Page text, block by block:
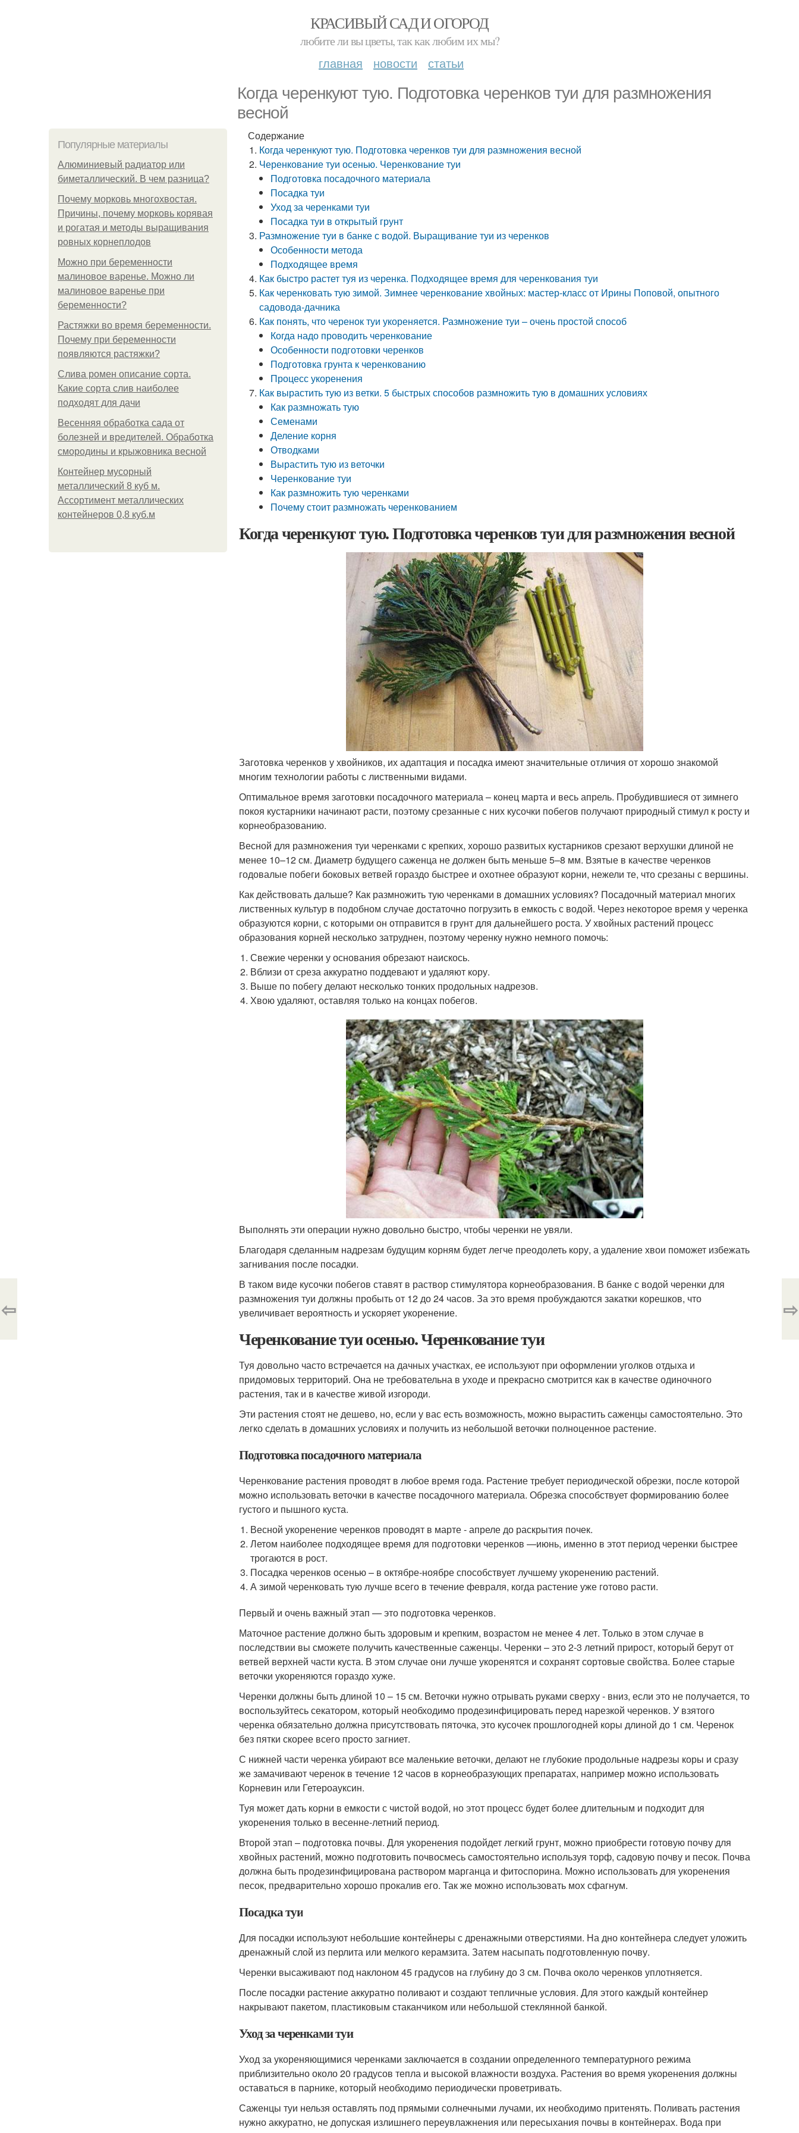
КРАСИВЫЙ САД И ОГОРОД
любите ли вы цветы, так как любим их мы?
главная новости статьи
Когда черенкуют тую. Подготовка черенков туи для размножения
весной
Популярные материалы
Алюминиевый радиатор или
биметаллический. В чем разница?
Почему морковь многохвостая.
Причины, почему морковь корявая
и рогатая и методы выращивания
ровных корнеплодов
Можно при беременности
малиновое варенье. Можно ли
малиновое варенье при
беременности?
Растяжки во время беременности.
Почему при беременности
появляются растяжки?
Слива ромен описание сорта.
Какие сорта слив наиболее
подходят для дачи
Весенняя обработка сада от
болезней и вредителей. Обработка
смородины и крыжовника весной
Контейнер мусорный
металлический 8 куб м.
Ассортимент металлических
контейнеров 0,8 куб.м
Содержание
Когда черенкуют тую. Подготовка черенков туи для размножения весной
Черенкование туи осенью. Черенкование туи
Подготовка посадочного материала
Посадка туи
Уход за черенками туи
Посадка туи в открытый грунт
Размножение туи в банке с водой. Выращивание туи из черенков
Особенности метода
Подходящее время
Как быстро растет туя из черенка. Подходящее время для черенкования туи
Как черенковать тую зимой. Зимнее черенкование хвойных: мастер-класс от Ирины Поповой, опытного
садовода-дачника
Как понять, что черенок туи укореняется. Размножение туи – очень простой способ
Когда надо проводить черенкование
Особенности подготовки черенков
Подготовка грунта к черенкованию
Процесс укоренения
Как вырастить тую из ветки. 5 быстрых способов размножить тую в домашних условиях
Как размножать тую
Семенами
Деление корня
Отводками
Вырастить тую из веточки
Черенкование туи
Как размножить тую черенками
Почему стоит размножать черенкованием
Когда черенкуют тую. Подготовка черенков туи для размножения весной
Заготовка черенков у хвойников, их адаптация и посадка имеют значительные отличия от хорошо знакомой
многим технологии работы с лиственными видами.
Оптимальное время заготовки посадочного материала – конец марта и весь апрель. Пробудившиеся от зимнего
покоя кустарники начинают расти, поэтому срезанные с них кусочки побегов получают природный стимул к росту и
корнеобразованию.
Весной для размножения туи черенками с крепких, хорошо развитых кустарников срезают верхушки длиной не
менее 10–12 см. Диаметр будущего саженца не должен быть меньше 5–8 мм. Взятые в качестве черенков
годовалые побеги боковых ветвей гораздо быстрее и охотнее образуют корни, нежели те, что срезаны с вершины.
Как действовать дальше? Как размножить тую черенками в домашних условиях? Посадочный материал многих
лиственных культур в подобном случае достаточно погрузить в емкость с водой. Через некоторое время у черенка
образуются корни, с которыми он отправится в грунт для дальнейшего роста. У хвойных растений процесс
образования корней несколько затруднен, поэтому черенку нужно немного помочь:
Свежие черенки у основания обрезают наискось.
Вблизи от среза аккуратно поддевают и удаляют кору.
Выше по побегу делают несколько тонких продольных надрезов.
Хвою удаляют, оставляя только на концах побегов.
Выполнять эти операции нужно довольно быстро, чтобы черенки не увяли.
Благодаря сделанным надрезам будущим корням будет легче преодолеть кору, а удаление хвои поможет избежать
загнивания после посадки.
В таком виде кусочки побегов ставят в раствор стимулятора корнеобразования. В банке с водой черенки для
размножения туи должны пробыть от 12 до 24 часов. За это время пробуждаются закатки корешков, что
увеличивает вероятность и ускоряет укоренение.
Черенкование туи осенью. Черенкование туи
Туя довольно часто встречается на дачных участках, ее используют при оформлении уголков отдыха и
придомовых территорий. Она не требовательна в уходе и прекрасно смотрится как в качестве одиночного
растения, так и в качестве живой изгороди.
Эти растения стоят не дешево, но, если у вас есть возможность, можно вырастить саженцы самостоятельно. Это
легко сделать в домашних условиях и получить из небольшой веточки полноценное растение.
Подготовка посадочного материала
Черенкование растения проводят в любое время года. Растение требует периодической обрезки, после которой
можно использовать веточки в качестве посадочного материала. Обрезка способствует формированию более
густого и пышного куста.
Весной укоренение черенков проводят в марте - апреле до раскрытия почек.
Летом наиболее подходящее время для подготовки черенков —июнь, именно в этот период черенки быстрее
трогаются в рост.
Посадка черенков осенью – в октябре-ноябре способствует лучшему укоренению растений.
А зимой черенковать тую лучше всего в течение февраля, когда растение уже готово расти.
Первый и очень важный этап — это подготовка черенков.
Маточное растение должно быть здоровым и крепким, возрастом не менее 4 лет. Только в этом случае в
последствии вы сможете получить качественные саженцы. Черенки – это 2-3 летний прирост, который берут от
ветвей верхней части куста. В этом случае они лучше укоренятся и сохранят сортовые свойства. Более старые
веточки укореняются гораздо хуже.
Черенки должны быть длиной 10 – 15 см. Веточки нужно отрывать руками сверху - вниз, если это не получается, то
воспользуйтесь секатором, который необходимо продезинфицировать перед нарезкой черенков. У взятого
черенка обязательно должна присутствовать пяточка, это кусочек прошлогодней коры длиной до 1 см. Черенок
без пятки скорее всего просто загниет.
С нижней части черенка убирают все маленькие веточки, делают не глубокие продольные надрезы коры и сразу
же замачивают черенок в течение 12 часов в корнеобразующих препаратах, например можно использовать
Корневин или Гетероауксин.
Туя может дать корни в емкости с чистой водой, но этот процесс будет более длительным и подходит для
укоренения только в весенне-летний период.
Второй этап – подготовка почвы. Для укоренения подойдет легкий грунт, можно приобрести готовую почву для
хвойных растений, можно подготовить почвосмесь самостоятельно используя торф, садовую почву и песок. Почва
должна быть продезинфицирована раствором марганца и фитоспорина. Можно использовать для укоренения
песок, предварительно хорошо прокалив его. Так же можно использовать мох сфагнум.
Посадка туи
Для посадки используют небольшие контейнеры с дренажными отверстиями. На дно контейнера следует уложить
дренажный слой из перлита или мелкого керамзита. Затем насыпать подготовленную почву.
Черенки высаживают под наклоном 45 градусов на глубину до 3 см. Почва около черенков уплотняется.
После посадки растение аккуратно поливают и создают тепличные условия. Для этого каждый контейнер
накрывают пакетом, пластиковым стаканчиком или небольшой стеклянной банкой.
Уход за черенками туи
Уход за укореняющимися черенками заключается в создании определенного температурного режима
приблизительно около 20 градусов тепла и высокой влажности воздуха. Растения во время укоренения должны
оставаться в парнике, который необходимо периодически проветривать.
Саженцы туи нельзя оставлять под прямыми солнечными лучами, их необходимо притенять. Поливать растения
нужно аккуратно, не допуская излишнего переувлажнения или пересыхания почвы в контейнерах. Вода при
⇦ ⇨